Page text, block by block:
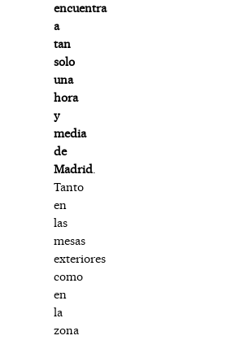
encuentra
a
tan
solo
una
hora
y
media
de
Madrid.
Tanto
en
las
mesas
exteriores
como
en
la
zona